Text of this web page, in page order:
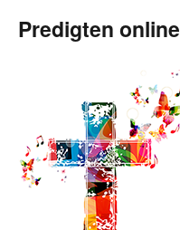
Predigten online